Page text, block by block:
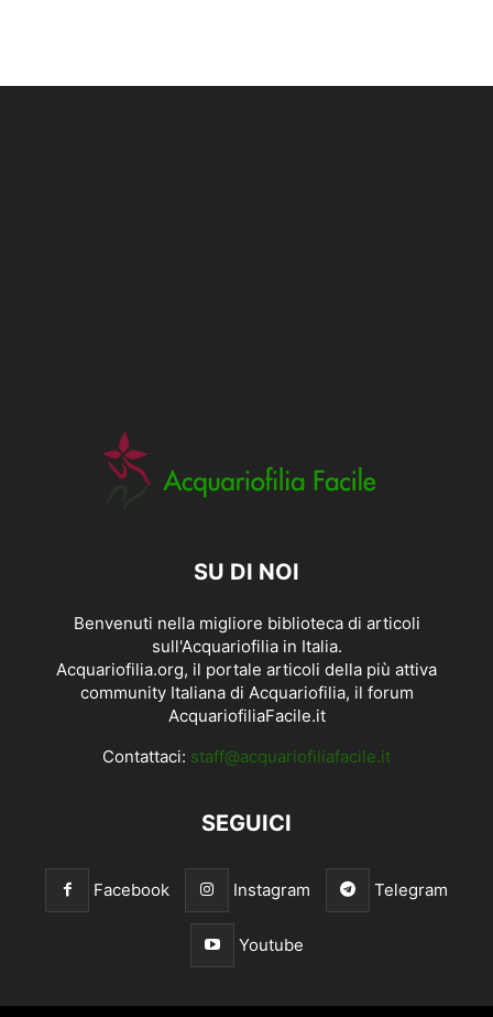
SU DI NOI
Benvenuti nella migliore biblioteca di articoli
sull'Acquariofilia in Italia.
Acquariofilia.org, il portale articoli della più attiva
community Italiana di Acquariofilia, il forum
AcquariofiliaFacile.it
Contattaci: staff@acquariofiliafacile.it
SEGUICI
Facebook Instagram Telegram
Youtube